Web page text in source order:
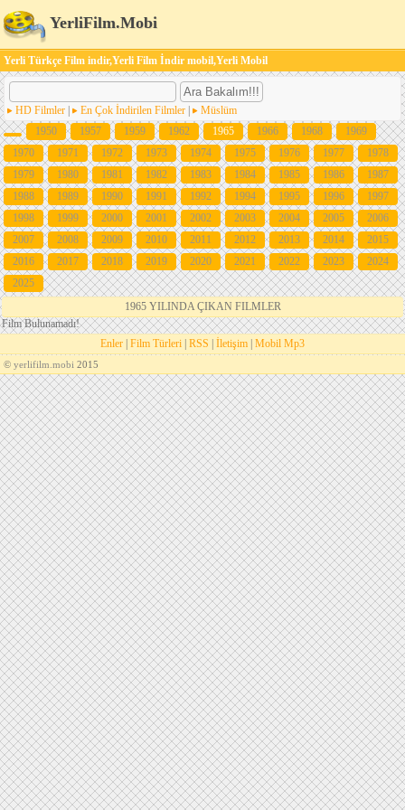
YerliFilm.Mobi
Yerli Türkçe Film indir,Yerli Film İndir mobil,Yerli Mobil
HD Filmler En Çok İndirilen Filmler
Müslüm
1950
1957 1959 1962 1965 1966 1968
1969
1970
1971 1972 1973 1974 1975 1976 1977
1978
1979
1980 1981 1982 1983 1984 1985 1986
1987
1988
1989 1990 1991 1992 1994 1995 1996
1997
1998
1999 2000 2001 2002 2003 2004 2005
2006
2007
2008 2009 2010 2011 2012 2013 2014
2015
2016
2017 2018 2019 2020 2021 2022 2023
2024
2025
1965 YILINDA ÇIKAN FILMLER
Film Bulunamadı!
Enler Film Türleri RSS İletişim Mobil Mp3
© yerlifilm.mobi 2015